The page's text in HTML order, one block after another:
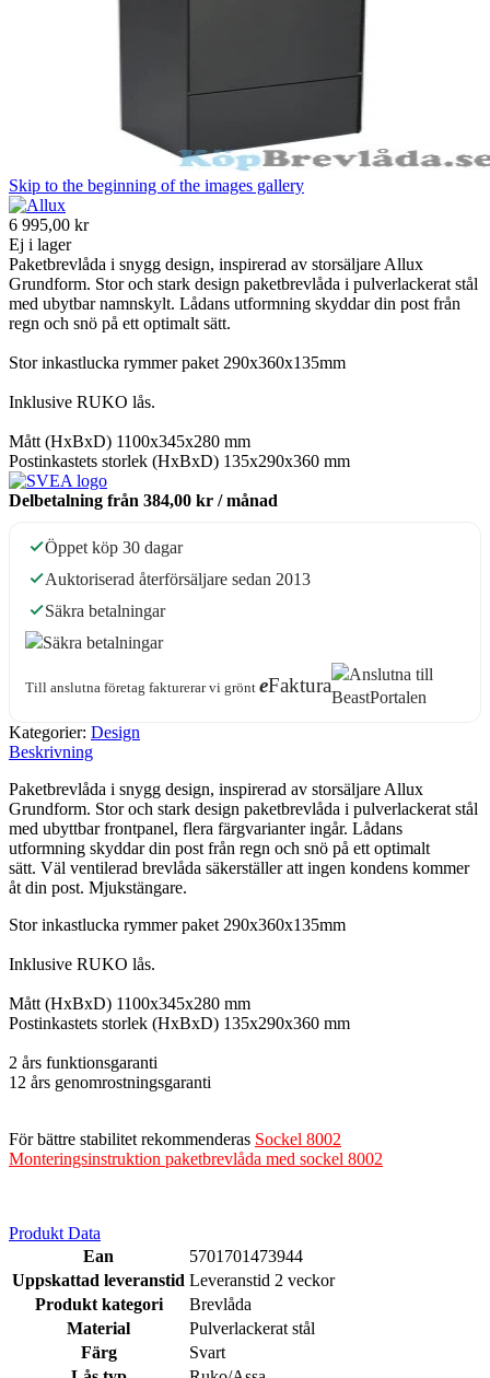
Skip to the beginning of the images gallery
6 995,00 kr
Ej i lager
Paketbrevlåda i snygg design, inspirerad av storsäljare Allux
Grundform. Stor och stark design paketbrevlåda i pulverlackerat stål
med ubytbar namnskylt. Lådans utformning skyddar din post från
regn och snö på ett optimalt sätt.
Stor inkastlucka rymmer paket 290x360x135mm
Inklusive RUKO lås.
Mått (HxBxD) 1100x345x280 mm
Postinkastets storlek (HxBxD) 135x290x360 mm
Delbetalning från 384,00 kr / månad
Öppet köp 30 dagar
Auktoriserad återförsäljare sedan 2013
Säkra betalningar
Till anslutna företag fakturerar vi grönt eFaktura
Kategorier: Design
Beskrivning
Paketbrevlåda i snygg design, inspirerad av storsäljare Allux
Grundform. Stor och stark design paketbrevlåda i pulverlackerat stål
med ubyttbar frontpanel, flera färgvarianter ingår. Lådans
utformning skyddar din post från regn och snö på ett optimalt
sätt. Väl ventilerad brevlåda säkerställer att ingen kondens kommer
åt din post. Mjukstängare.
Stor inkastlucka rymmer paket 290x360x135mm
Inklusive RUKO lås.
Mått (HxBxD) 1100x345x280 mm
Postinkastets storlek (HxBxD) 135x290x360 mm
2 års funktionsgaranti
12 års genomrostningsgaranti
För bättre stabilitet rekommenderas Sockel 8002
Monteringsinstruktion paketbrevlåda med sockel 8002
Produkt Data
Ean
5701701473944
Uppskattad leveranstid Leveranstid 2 veckor
Produkt kategori
Brevlåda
Material
Pulverlackerat stål
Färg
Svart